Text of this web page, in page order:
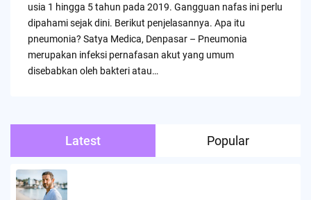
usia 1 hingga 5 tahun pada 2019. Gangguan nafas ini perlu
dipahami sejak dini. Berikut penjelasannya. Apa itu
pneumonia? Satya Medica, Denpasar – Pneumonia
merupakan infeksi pernafasan akut yang umum
disebabkan oleh bakteri atau…
Latest Popular